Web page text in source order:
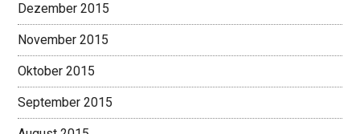
Dezember 2015
November 2015
Oktober 2015
September 2015